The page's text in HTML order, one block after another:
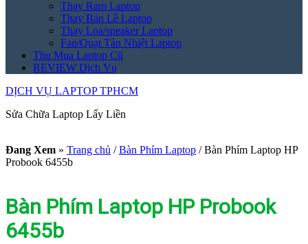
Thay Ram Laptop
Thay Bản Lề Laptop
Thay Loa/speaker Laptop
Fan/Quạt Tản Nhiệt Laptop
Thu Mua Laptop Cũ
REVIEW Dịch Vụ
DỊCH VỤ LAPTOP TPHCM
Sửa Chữa Laptop Lấy Liền
Đang Xem » Trang chủ / Bàn Phím Laptop /Bàn Phím Laptop HP
Probook 6455b
Bàn Phím Laptop HP Probook
6455b